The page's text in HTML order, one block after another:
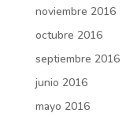
noviembre 2016
octubre 2016
septiembre 2016
junio 2016
mayo 2016